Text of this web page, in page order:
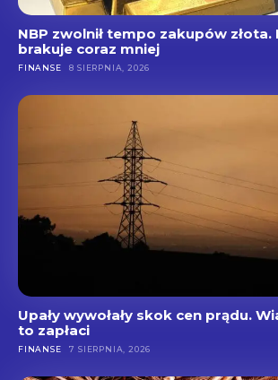
NBP zwolnił tempo zakupów złota.
brakuje coraz mniej
FINANSE 8 SIERPNIA, 2026
Upały wywołały skok cen prądu.
to zapłaci
FINANSE 7 SIERPNIA, 2026